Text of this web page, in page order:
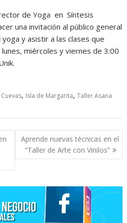
de Yoga en Síntesis
una invitación al público general
y asistir a las clases que
miércoles y viernes de 3:00
, Isla de Margarita,Taller Asana
Aprende nuevas técnicas en el
“Taller de Arte con Vinilos”